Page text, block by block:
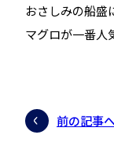
おさしみの船
マグロが一番人
前の記事